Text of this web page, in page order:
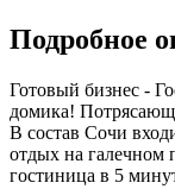
Подробное
Готовый бизнес -
домика!
В состав Сочи
отдых на галечном
гостиница в 5